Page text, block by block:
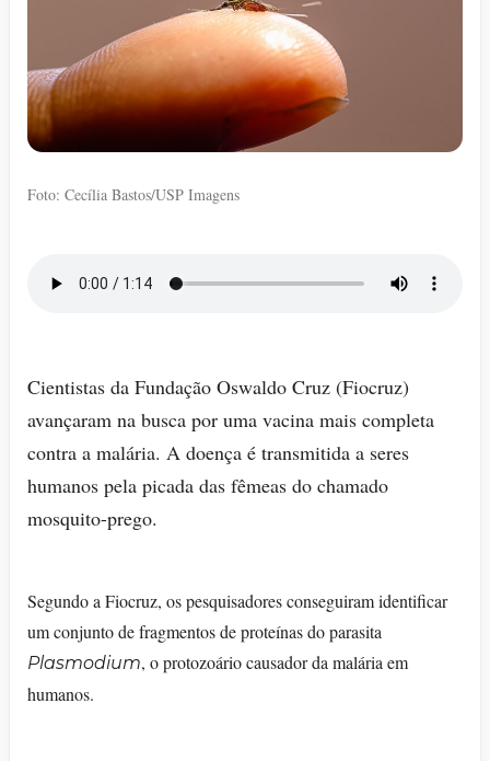
Foto: Cecília Bastos/USP Imagens
Cientistas da Fundação Oswaldo Cruz (Fiocruz)
avançaram na busca por uma vacina mais completa
contra a malária. A doença é transmitida a seres
humanos pela picada das fêmeas do chamado
mosquito-prego.
Segundo a Fiocruz, os pesquisadores conseguiram identificar
um conjunto de fragmentos de proteínas do parasita
Plasmodium, o protozoário causador da malária em
humanos.